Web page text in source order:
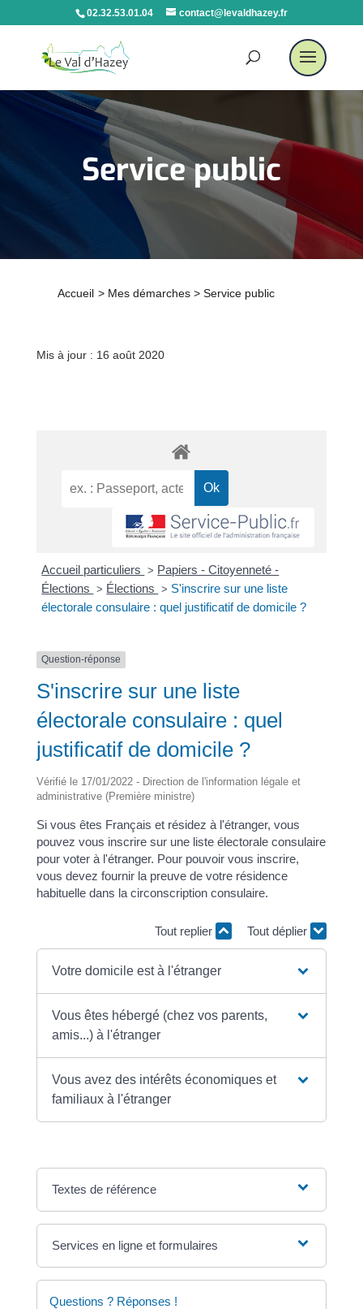
02.32.53.01.04 contact@levaldhazey.fr
Service public
Accueil > Mes démarches > Service public
Mis à jour : 16 août 2020
Accueil particuliers > Papiers - Citoyenneté -
Élections > Élections > S'inscrire sur une liste
électorale consulaire : quel justificatif de domicile ?
Question-réponse
S'inscrire sur une liste
électorale consulaire : quel
justificatif de domicile ?
Vérifié le 17/01/2022 - Direction de l'information légale et
administrative (Première ministre)
Si vous êtes Français et résidez à l'étranger, vous
pouvez vous inscrire sur une liste électorale consulaire
pour voter à l'étranger. Pour pouvoir vous inscrire,
vous devez fournir la preuve de votre résidence
habituelle dans la circonscription consulaire.
Tout replier Tout déplier
Votre domicile est à l'étranger
Vous êtes hébergé (chez vos parents,
amis...) à l'étranger
Vous avez des intérêts économiques et
familiaux à l'étranger
Textes de référence
Services en ligne et formulaires
Questions ? Réponses !